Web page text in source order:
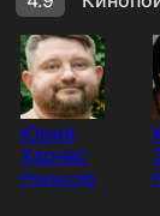
Юрий
Харнас
Режиссёр